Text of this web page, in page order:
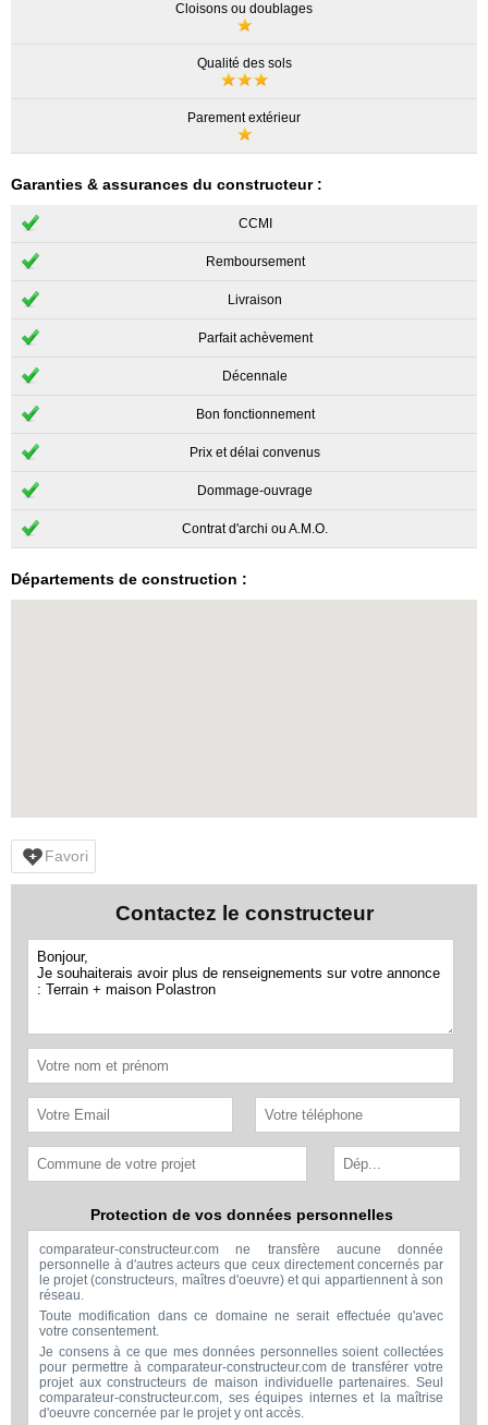
Cloisons ou doublages
Qualité des sols
Parement extérieur
Garanties & assurances du constructeur :
CCMI
Remboursement
Livraison
Parfait achèvement
Décennale
Bon fonctionnement
Prix et délai convenus
Dommage-ouvrage
Contrat d'archi ou A.M.O.
Départements de construction :
Favori
Contactez le constructeur
Protection de vos données personnelles
comparateur-constructeur.com ne transfère aucune donnée
personnelle à d'autres acteurs que ceux directement concernés par
le projet (constructeurs, maîtres d'oeuvre) et qui appartiennent à son
réseau.
Toute modification dans ce domaine ne serait effectuée qu'avec
votre consentement.
Je consens à ce que mes données personnelles soient collectées
pour permettre à comparateur-constructeur.com de transférer votre
projet aux constructeurs de maison individuelle partenaires. Seul
comparateur-constructeur.com, ses équipes internes et la maîtrise
d'oeuvre concernée par le projet y ont accès.